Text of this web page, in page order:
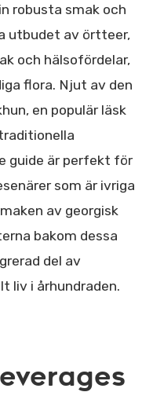
robusta smak och
utbudet av örtteer,
och hälsofördelar,
flora. Njut av den
en populär läsk
guide är perfekt för
som är ivriga
av georgisk
bakom dessa
del av
liv i århundraden.